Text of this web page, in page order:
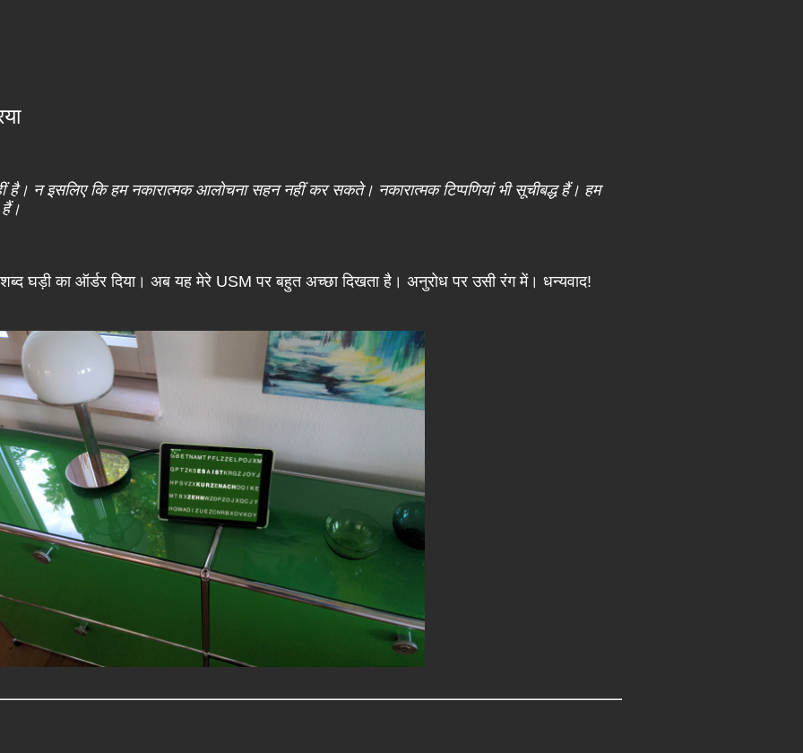
है। न इसलिए कि हम नकारात्मक आलोचना सहन नहीं कर सकते। नकारात्मक टिप्पणियां भी सूचीबद्ध हैं। हम
हैं।
घड़ी का ऑर्डर दिया। अब यह मेरे USM पर बहुत अच्छा दिखता है। अनुरोध पर उसी रंग में। धन्यवाद!